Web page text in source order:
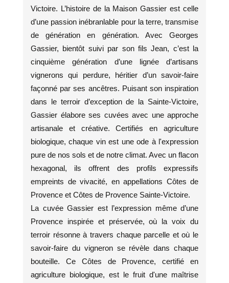
Victoire. L’histoire de la Maison Gassier est celle
d’une passion inébranlable pour la terre, transmise
de génération en génération. Avec Georges
Gassier, bientôt suivi par son fils Jean, c’est la
cinquième génération d’une lignée d’artisans
vignerons qui perdure, héritier d’un savoir-faire
façonné par ses ancêtres. Puisant son inspiration
dans le terroir d’exception de la Sainte-Victoire,
Gassier élabore ses cuvées avec une approche
artisanale et créative. Certifiés en agriculture
biologique, chaque vin est une ode à l'expression
pure de nos sols et de notre climat. Avec un flacon
hexagonal, ils offrent des profils expressifs
empreints de vivacité, en appellations Côtes de
Provence et Côtes de Provence Sainte-Victoire.
La cuvée Gassier est l’expression même d’une
Provence inspirée et préservée, où la voix du
terroir résonne à travers chaque parcelle et où le
savoir-faire du vigneron se révèle dans chaque
bouteille. Ce Côtes de Provence, certifié en
agriculture biologique, est le fruit d'une maîtrise